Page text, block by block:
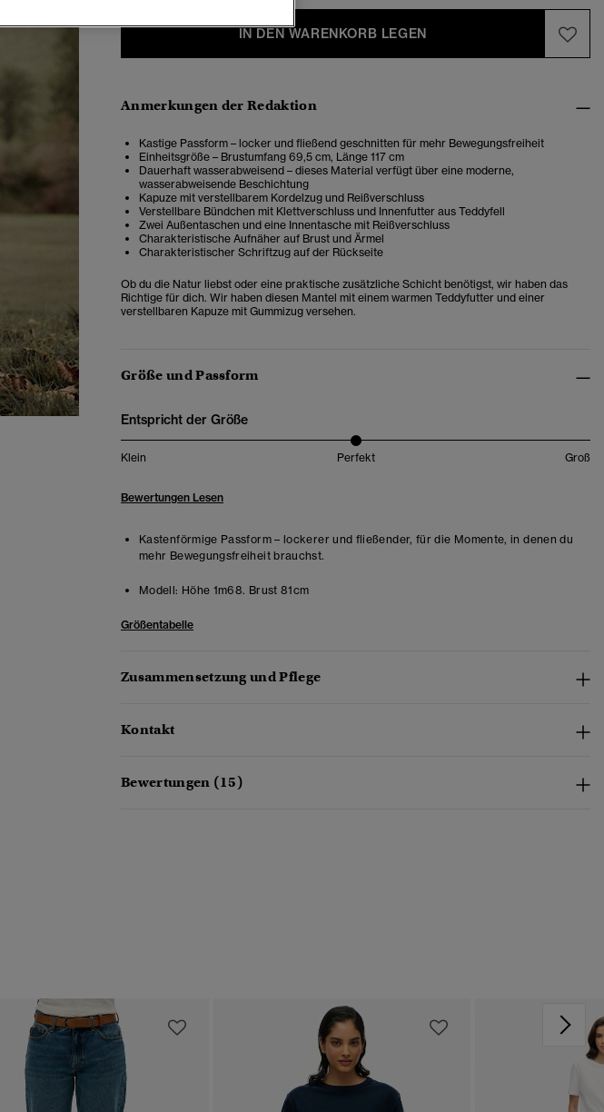
IN DEN WARENKORB LEGEN
Anmerkungen der Redaktion
Kastige Passform – locker und fließend geschnitten für mehr Bewegungsfreiheit
Einheitsgröße – Brustumfang 69,5 cm, Länge 117 cm
Dauerhaft wasserabweisend – dieses Material verfügt über eine moderne,
wasserabweisende Beschichtung
Kapuze mit verstellbarem Kordelzug und Reißverschluss
Verstellbare Bündchen mit Klettverschluss und Innenfutter aus Teddyfell
Zwei Außentaschen und eine Innentasche mit Reißverschluss
Charakteristische Aufnäher auf Brust und Ärmel
Charakteristischer Schriftzug auf der Rückseite
Ob du die Natur liebst oder eine praktische zusätzliche Schicht benötigst, wir haben das
Richtige für dich. Wir haben diesen Mantel mit einem warmen Teddyfutter und einer
verstellbaren Kapuze mit Gummizug versehen.
Größe und Passform
Entspricht der Größe
Klein Perfekt Groß
Bewertungen Lesen
Kastenförmige Passform – lockerer und fließender, für die Momente, in denen du
mehr Bewegungsfreiheit brauchst.
Modell: Höhe 1m68. Brust 81cm
Größentabelle
Zusammensetzung und Pflege
Kontakt
Bewertungen (15)